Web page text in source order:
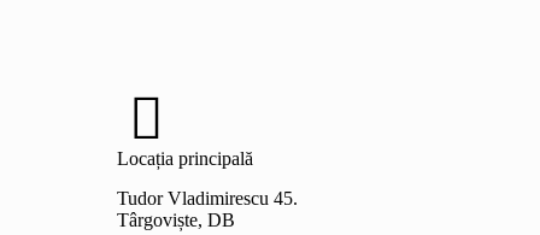
Locația principală
Tudor Vladimirescu 45.
Târgoviște, DB